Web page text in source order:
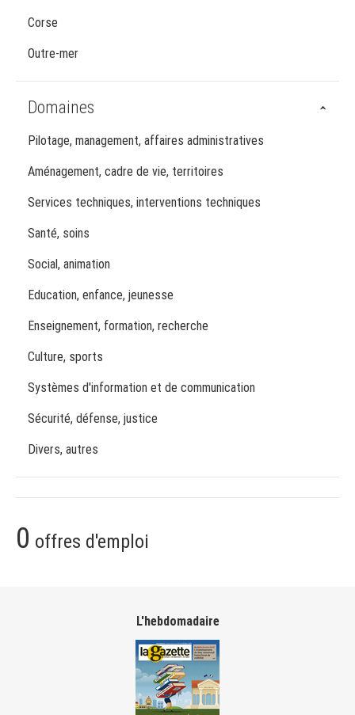
Corse
Outre-mer
Domaines
Pilotage, management, affaires administratives
Aménagement, cadre de vie, territoires
Services techniques, interventions techniques
Santé, soins
Social, animation
Education, enfance, jeunesse
Enseignement, formation, recherche
Culture, sports
Systèmes d'information et de communication
Sécurité, défense, justice
Divers, autres
0 offres d'emploi
L'hebdomadaire